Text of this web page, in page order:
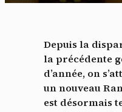
Depuis la
la précédente
d’année, on
un nouveau
est désormais